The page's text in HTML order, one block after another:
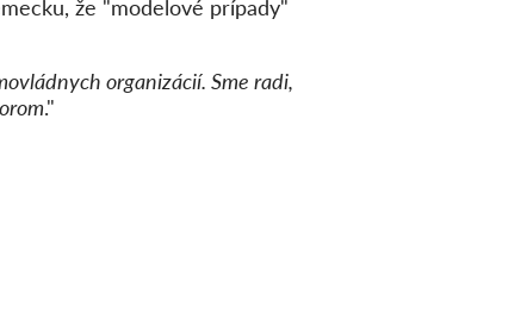
že "modelové prípady"
organizácií. Sme radi,
."